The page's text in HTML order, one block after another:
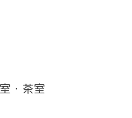
・茶室